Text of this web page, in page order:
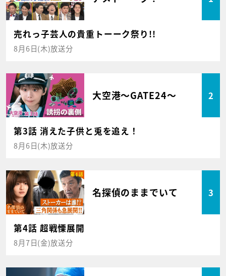
売れっ子芸人の貴重トーーク祭り!!
8月6日(木)放送分
大空港～GATE24～ 2
第3話 消えた子供と兎を追え！
8月6日(木)放送分
名探偵のままでいて 3
第4話 超戦慄展開
8月7日(金)放送分